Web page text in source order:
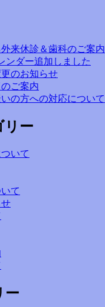
来休診＆歯科のご案内
ンダー追加しました
のお知らせ
ご案内
の方への対応について
リー
いて
て
ー